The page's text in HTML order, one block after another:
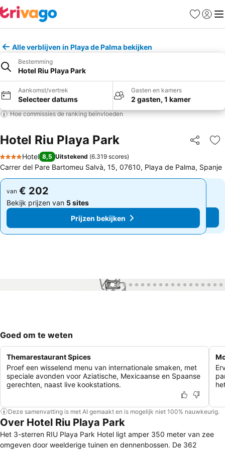
Favorieten
Alle verblijven in Playa de Palma bekijken
Bestemming
Hotel Riu Playa Park
Aankomst/vertrek
Selecteer datums
Gasten en kamers
2 gasten, 1 kamer
Hoe commissies de ranking beïnvloeden
Hotel Riu Playa Park Delen
4 Sterren
Hotel 8,5 Uitstekend (6.319 scores)
Carrer del Pare Bartomeu Salvà, 15, 07610, Playa de Palma, Spanje
van € 202
Bekijk prijzen van 5 sites
Prijzen bekijken
van € 202
Bekijk prijzen van 5 sites
Prijzen bekijken
1 / 55
Goed om te weten
Themarestaurant Spices
Proef een wisselend menu van internationale smaken, met
speciale avonden voor Aziatische, Mexicaanse en Spaanse
gerechten, naast live kookstations.
Deze samenvatting is met AI gemaakt en is mogelijk niet 100% nauwkeurig.
Over Hotel Riu Playa Park
Het 3-sterren RIU Playa Park Hotel ligt amper 350 meter van zee
omgeven door weelderige tuinen en dennenbossen. De 362